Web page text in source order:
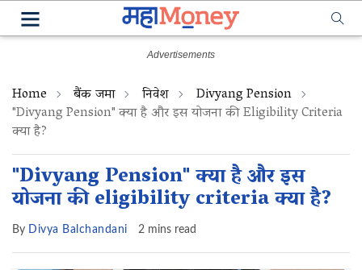
Home बैंक जमा निवेश Divyang Pension
"Divyang Pension" क्या है और इस योजना की Eligibility Criteria
क्या है?
"Divyang Pension" क्या है और इस
योजना की eligibility criteria क्या है?
By Divya Balchandani 2 mins read